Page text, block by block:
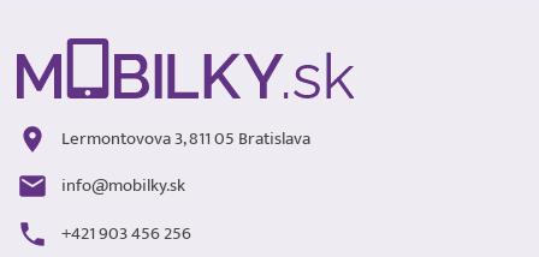
Lermontovova 3, 811 05 Bratislava
info@mobilky.sk
+421 903 456 256